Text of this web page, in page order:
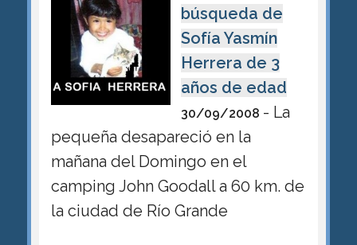
búsqueda de
Sofía Yasmín
Herrera de 3
años de edad
30/09/2008 - La
pequeña desapareció en la
mañana del Domingo en el
camping John Goodall a 60 km. de
la ciudad de Río Grande